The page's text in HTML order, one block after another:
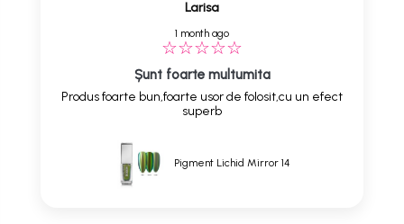
Larisa
1 month ago
Șunt foarte multumita
Produs foarte bun,foarte usor de folosit,cu un efect
superb
Pigment Lichid Mirror 14